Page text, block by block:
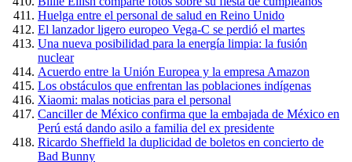
Huelga entre el personal de salud en Reino Unido
El lanzador ligero europeo Vega-C se perdió el martes
Una nueva posibilidad para la energía limpia: la fusión
nuclear
Acuerdo entre la Unión Europea y la empresa Amazon
Los obstáculos que enfrentan las poblaciones indígenas
Xiaomi: malas noticias para el personal
Canciller de México confirma que la embajada de México en
Perú está dando asilo a familia del ex presidente
Ricardo Sheffield la duplicidad de boletos en concierto de
Bad Bunny